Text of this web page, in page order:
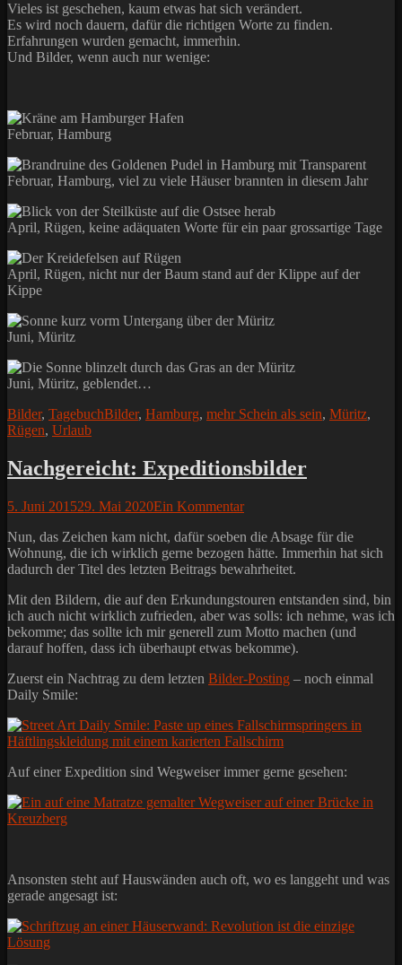
Vieles ist geschehen, kaum etwas hat sich verändert.
Es wird noch dauern, dafür die richtigen Worte zu finden.
Erfahrungen wurden gemacht, immerhin.
Und Bilder, wenn auch nur wenige:
Februar, Hamburg
Februar, Hamburg, viel zu viele Häuser brannten in diesem Jahr
April, Rügen, keine adäquaten Worte für ein paar grossartige Tage
April, Rügen, nicht nur der Baum stand auf der Klippe auf der
Kippe
Juni, Müritz
Juni, Müritz, geblendet…
Kategorien
Bilder, TagebuchSchlagworte
Bilder, Hamburg, mehr Schein als sein, Müritz,
Rügen, Urlaub
Nachgereicht: Expeditionsbilder
Posted
5. Juni 201529. Mai 2020Ein Kommentar
Nun, das Zeichen kam nicht, dafür soeben die Absage für die
Wohnung, die ich wirklich gerne bezogen hätte. Immerhin hat sich
dadurch der Titel des letzten Beitrags bewahrheitet.
Mit den Bildern, die auf den Erkundungstouren entstanden sind, bin
ich auch nicht wirklich zufrieden, aber was solls: ich nehme, was ich
bekomme; das sollte ich mir generell zum Motto machen (und
darauf hoffen, dass ich überhaupt etwas bekomme).
Zuerst ein Nachtrag zu dem letzten Bilder-Posting – noch einmal
Daily Smile:
Auf einer Expedition sind Wegweiser immer gerne gesehen:
Ansonsten steht auf Hauswänden auch oft, wo es langgeht und was
gerade angesagt ist: